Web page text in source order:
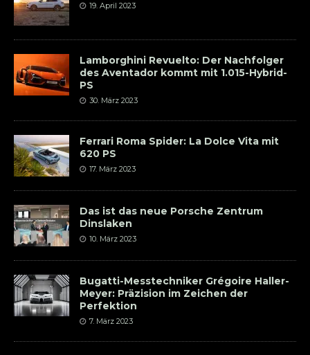
19. April 2023
Lamborghini Revuelto: Der Nachfolger
des Aventador kommt mit 1.015-Hybrid-
PS
30. März 2023
Ferrari Roma Spider: La Dolce Vita mit
620 PS
17. März 2023
Das ist das neue Porsche Zentrum
Dinslaken
10. März 2023
Bugatti-Messtechniker Grégoire Haller-
Meyer: Präzision im Zeichen der
Perfektion
7. März 2023